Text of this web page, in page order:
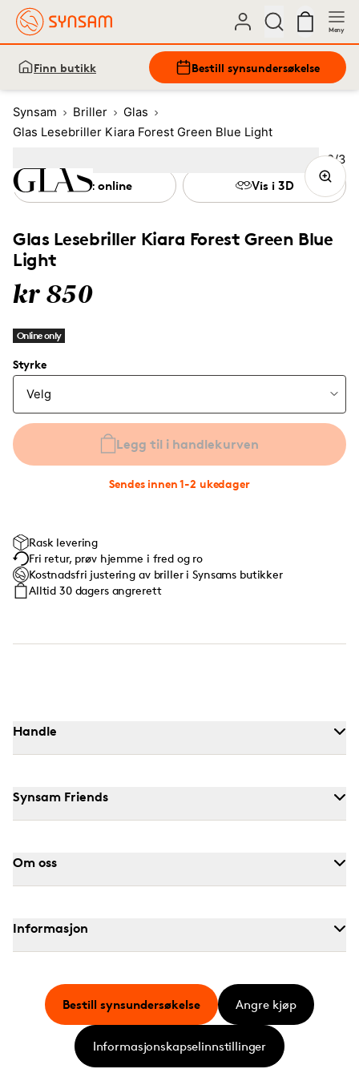
Meny
Finn butikk Bestill synsundersøkelse
Synsam Briller
Glas
Glas Lesebriller Kiara Forest Green Blue Light
Glas Lesebriller Kiara Forest Green Blue
Light
kr 850
Online only
Styrke
Legg til i handlekurven
Sendes innen 1-2 ukedager
Test online Vis i 3D
Rask levering
Fri retur, prøv hjemme i fred og ro
Kostnadsfri justering av briller i Synsams butikker
Alltid 30 dagers angrerett
Bilde
2/3
Image 3
Handle
Synsam Friends
Om oss
Informasjon
Bestill synsundersøkelse Angre kjøp
Informasjonskapselinnstillinger